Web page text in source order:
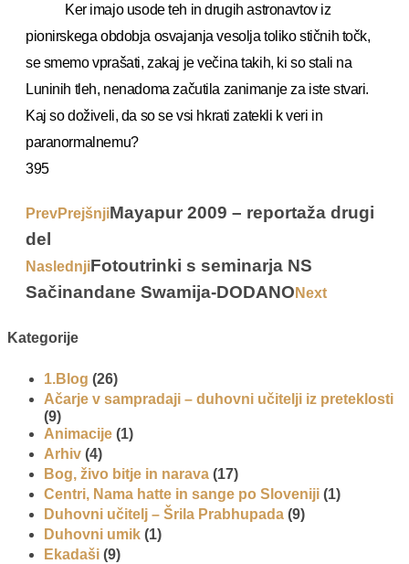
Ker imajo usode teh in drugih astronavtov iz
pionirskega obdobja osvajanja vesolja toliko stičnih točk,
se smemo vprašati, zakaj je večina takih, ki so stali na
Luninih tleh, nenadoma začutila zanimanje za iste stvari.
Kaj so doživeli, da so se vsi hkrati zatekli k veri in
paranormalnemu?
395
PrevPrejšnjiMayapur 2009 – reportaža drugi
del
NaslednjiFotoutrinki s seminarja NS
Sačinandane Swamija-DODANO Next
Kategorije
1.Blog (26)
Ačarje v sampradaji – duhovni učitelji iz preteklosti
(9)
Animacije (1)
Arhiv (4)
Bog, živo bitje in narava (17)
Centri, Nama hatte in sange po Sloveniji (1)
Duhovni učitelj – Šrila Prabhupada (9)
Duhovni umik (1)
Ekadaši (9)